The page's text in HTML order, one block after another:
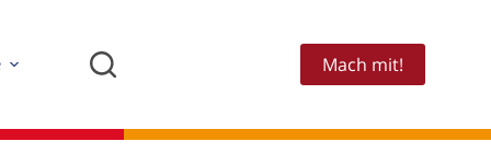
Mach mit!